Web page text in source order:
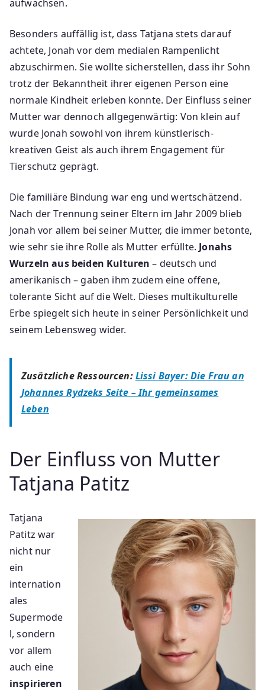
aufwachsen.
Besonders auffällig ist, dass Tatjana stets darauf
achtete, Jonah vor dem medialen Rampenlicht
abzuschirmen. Sie wollte sicherstellen, dass ihr Sohn
trotz der Bekanntheit ihrer eigenen Person eine
normale Kindheit erleben konnte. Der Einfluss seiner
Mutter war dennoch allgegenwärtig: Von klein auf
wurde Jonah sowohl von ihrem künstlerisch-
kreativen Geist als auch ihrem Engagement für
Tierschutz geprägt.
Die familiäre Bindung war eng und wertschätzend.
Nach der Trennung seiner Eltern im Jahr 2009 blieb
Jonah vor allem bei seiner Mutter, die immer betonte,
wie sehr sie ihre Rolle als Mutter erfüllte. Jonahs
Wurzeln aus beiden Kulturen – deutsch und
amerikanisch – gaben ihm zudem eine offene,
tolerante Sicht auf die Welt. Dieses multikulturelle
Erbe spiegelt sich heute in seiner Persönlichkeit und
seinem Lebensweg wider.
Zusätzliche Ressourcen:Lissi Bayer: Die Frau an
Johannes Rydzeks Seite – Ihr gemeinsames
Leben
Der Einfluss von Mutter
Tatjana Patitz
Tatjana
Patitz war
nicht nur
ein
internation
ales
Supermode
l, sondern
vor allem
auch eine
inspirieren